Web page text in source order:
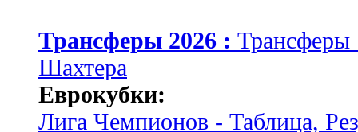
Трансферы 2026 :
Шахтера
Еврокубки:
Лига Чемпионов - Таблица,